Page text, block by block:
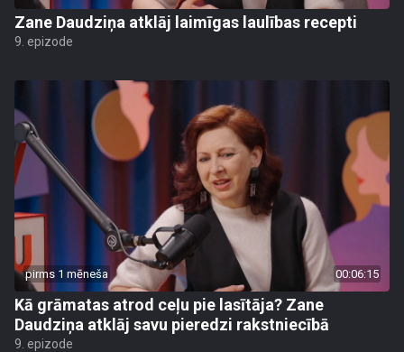
Zane Daudziņa atklāj laimīgas laulības recepti
9. epizode
pirms 1 mēneša 00:06:15
Kā grāmatas atrod ceļu pie lasītāja? Zane
Daudziņa atklāj savu pieredzi rakstniecībā
9. epizode